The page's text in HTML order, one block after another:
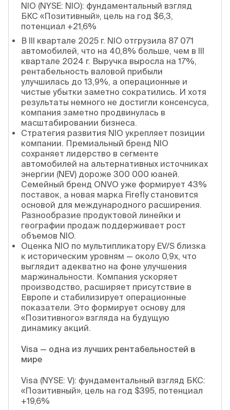
NIO (NYSE: NIO): фундаментальный взгляд
БКС «Позитивный», цель на год $6,3,
потенциал +21,6%
В III квартале 2025 г. NIO отгрузила 87 071
автомобилей, что на 40,8% больше, чем в III
квартале 2024 г. Выручка выросла на 17%,
рентабельность валовой прибыли
улучшилась до 13,9%, а операционные и
чистые убытки заметно сократились. И хотя
результаты немного не достигли консенсуса,
компания заметно продвинулась в
масштабировании бизнеса.
Стратегия развития NIO укрепляет позиции
компании. Премиальный бренд NIO
сохраняет лидерство в сегменте
автомобилей на альтернативных источниках
энергии (NEV) дороже 300 000 юаней.
Семейный бренд ONVO уже формирует 43%
поставок, а новая марка Firefly становится
основой для международного расширения.
Разнообразие продуктовой линейки и
географии продаж поддерживает рост
объемов NIO.
Оценка NIO по мультипликатору EV/S близка
к историческим уровням — около 0,9x, что
выглядит адекватно на фоне улучшения
маржинальности. Компания ускоряет
производство, расширяет присутствие в
Европе и стабилизирует операционные
показатели. Это формирует основу для
«Позитивного» взгляда на будущую
динамику акций.
Visa — одна из лучших рентабельностей в
мире
Visa (NYSE: V): фундаментальный взгляд БКС:
«Позитивный», цель на год $395, потенциал
+19,6%